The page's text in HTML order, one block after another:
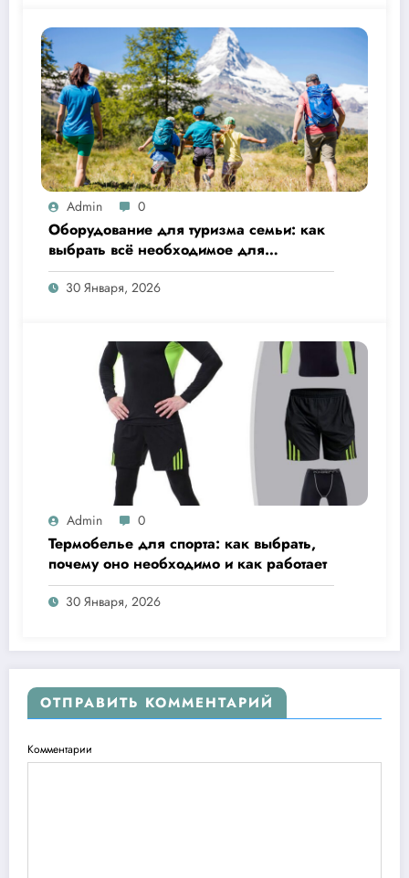
Admin 0
Оборудование для туризма семьи: как
выбрать всё необходимое для
комфортного отдыха на природе
30 Января, 2026
Admin 0
Термобелье для спорта: как выбрать,
почему оно необходимо и как работает
30 Января, 2026
ОТПРАВИТЬ КОММЕНТАРИЙ
Комментарии